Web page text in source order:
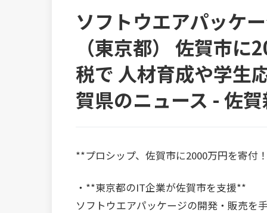
ソフトウエアパッケ
（東京都） 佐賀市
税で 人材育成や学生
賀県のニュース - 佐
**プロシップ、佐賀市に2000万円を寄付
・**東京都のIT企業が佐賀市を支援**
ソフトウエアパッケージの開発・販売を